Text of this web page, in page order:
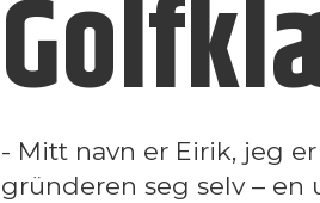
- Mitt navn er Eirik, jeg
gründeren seg selv – en